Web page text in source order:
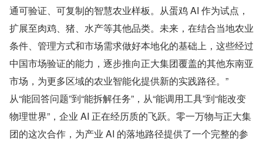
通可验证、可复制的智慧农业样板。从蛋鸡 AI 作为试点，
扩展至肉鸡、猪、水产等其他品类。未来，在结合当地农业
条件、管理方式和市场需求做好本地化的基础上，这些经过
中国市场验证的能力，逐步推向正大集团覆盖的其他东南亚
市场，为更多区域的农业智能化提供新的实践路径。”
从“能回答问题”到“能拆解任务”，从“能调用工具”到“能改变
物理世界”，企业 AI 正在经历质的飞跃。零一万物与正大集
团的这次合作，为产业 AI 的落地路径提供了一个完整的参